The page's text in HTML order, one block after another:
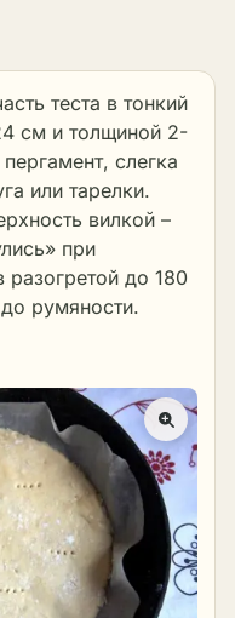
теста в тонкий
см и толщиной 2-
слегка
или тарелки.
вилкой –
при
до 180
румяности.